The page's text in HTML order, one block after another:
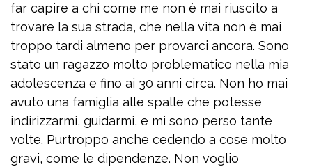
far capire a chi come me non è mai riuscito a
trovare la sua strada, che nella vita non è mai
troppo tardi almeno per provarci ancora. Sono
stato un ragazzo molto problematico nella mia
adolescenza e fino ai 30 anni circa. Non ho mai
avuto una famiglia alle spalle che potesse
indirizzarmi, guidarmi, e mi sono perso tante
volte. Purtroppo anche cedendo a cose molto
gravi, come le dipendenze. Non voglio